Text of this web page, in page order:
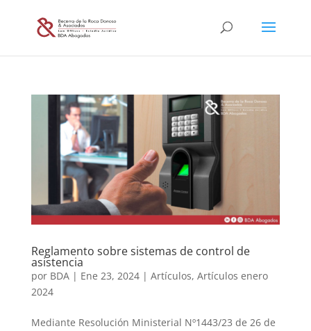
Reglamento sobre sistemas de control de
asistencia
por BDA| Ene 23, 2024| Artículos, Artículos enero
2024
Mediante Resolución Ministerial Nº1443/23 de 26 de